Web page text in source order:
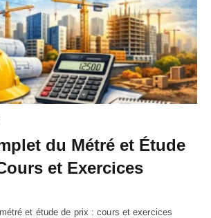
du Métré et Étude
et Exercices
et étude de prix : cours et exercices